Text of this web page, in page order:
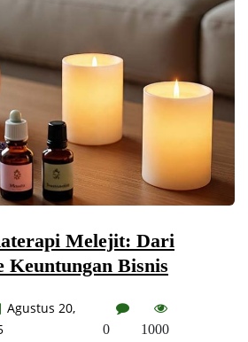
Melejit: Dari
Keuntungan Bisnis
Agustus 20,
0 1000